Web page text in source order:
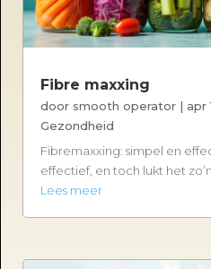
Fibre maxxing
door smooth operator | apr
Gezondheid
Fibremaxxing: simpel en
effectief, en toch lukt het
Lees meer